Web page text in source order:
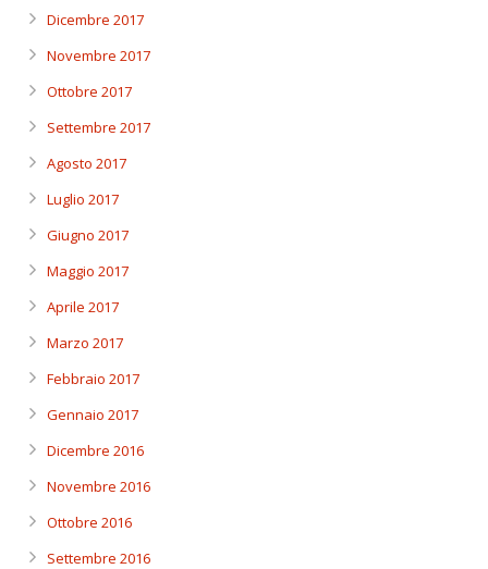
Dicembre 2017
Novembre 2017
Ottobre 2017
Settembre 2017
Agosto 2017
Luglio 2017
Giugno 2017
Maggio 2017
Aprile 2017
Marzo 2017
Febbraio 2017
Gennaio 2017
Dicembre 2016
Novembre 2016
Ottobre 2016
Settembre 2016